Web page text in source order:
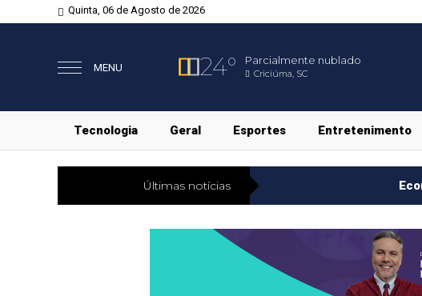
Quinta, 06 de Agosto de 2026
MENU 24° Parcialmente nublado
Criciúma, SC
Tecnologia Geral Esportes Entretenimento
Últimas notícias MP 1.376